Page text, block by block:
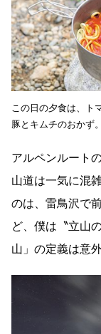
この日の夕食は、ト
豚とキムチのおかず。
アルペンルート
山道は一気に混
のは、雷鳥沢で
ど、僕は〝立山
山」の定義は意